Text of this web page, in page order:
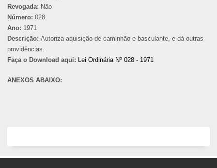
Revogada: Não
Número: 028
Ano: 1971
Descrição: Autoriza aquisição de caminhão e basculante, e dá outras
providências.
Faça o Download aqui: Lei Ordinária Nº 028 - 1971
ANEXOS ABAIXO: